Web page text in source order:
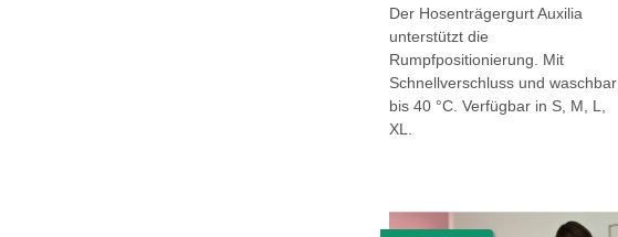
Der Hosenträgergurt Auxilia
unterstützt die
Rumpfpositionierung. Mit
Schnellverschluss und waschbar
bis 40 °C. Verfügbar in S, M, L,
XL.